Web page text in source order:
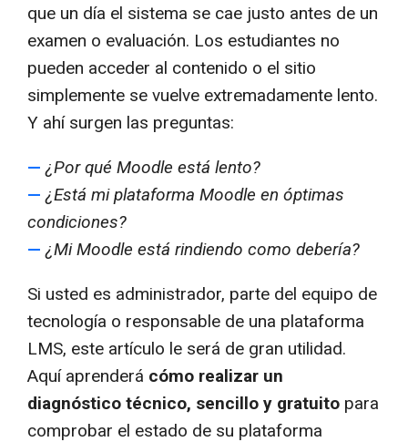
que un día el sistema se cae justo antes de un
examen o evaluación. Los estudiantes no
pueden acceder al contenido o el sitio
simplemente se vuelve extremadamente lento.
Y ahí surgen las preguntas:
— ¿Por qué Moodle está lento?
— ¿Está mi plataforma Moodle en óptimas
condiciones?
— ¿Mi Moodle está rindiendo como debería?
Si usted es administrador, parte del equipo de
tecnología o responsable de una plataforma
LMS, este artículo le será de gran utilidad.
Aquí aprenderá cómo realizar un
diagnóstico técnico, sencillo y gratuito para
comprobar el estado de su plataforma